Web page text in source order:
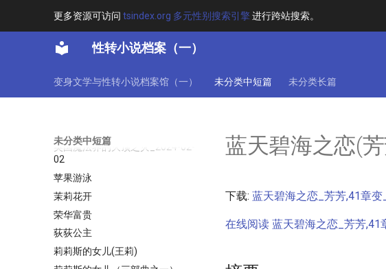
更多资源可访问 tsindex.org 多元性别搜索引擎进行跨站搜索。
性转小说档案（一）
变身文学与性转小说档案馆（一） 未分类中短篇 未分类长篇
未分类中短篇
花开美利坚
苍海的少女们
英国魔法界的灭顶之灾_2024-02-
02
苹果游泳
茉莉花开
荣华富贵
荻荻公主
莉莉斯的女儿(王莉)
蓝天碧海之恋(
下载: 蓝天碧海之恋_芳芳,41章变
在线阅读 蓝天碧海之恋_芳芳,41